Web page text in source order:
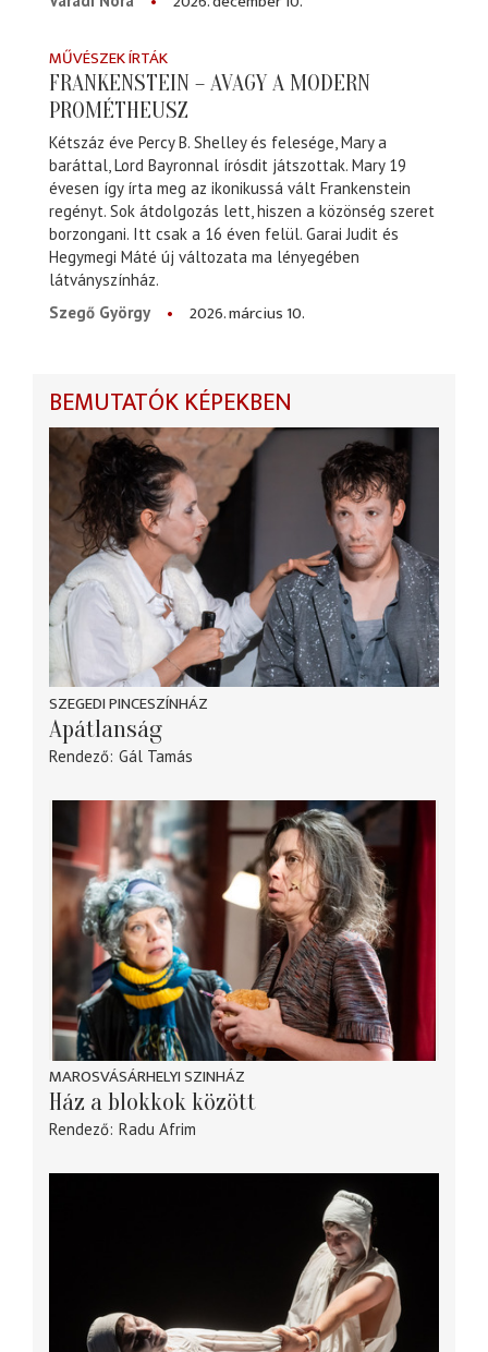
MŰVÉSZEK ÍRTÁK
FRANKENSTEIN – AVAGY A MODERN
PROMÉTHEUSZ
Kétszáz éve Percy B. Shelley és felesége, Mary a
baráttal, Lord Bayronnal írósdit játszottak. Mary 19
évesen így írta meg az ikonikussá vált Frankenstein
regényt. Sok átdolgozás lett, hiszen a közönség szeret
borzongani. Itt csak a 16 éven felül. Garai Judit és
Hegymegi Máté új változata ma lényegében
látványszínház.
Szegő György
2026. március 10.
BEMUTATÓK KÉPEKBEN
SZEGEDI PINCESZÍNHÁZ
Apátlanság
Rendező Gál Tamás
MAROSVÁSÁRHELYI SZINHÁZ
Ház a blokkok között
Rendező Radu Afrim